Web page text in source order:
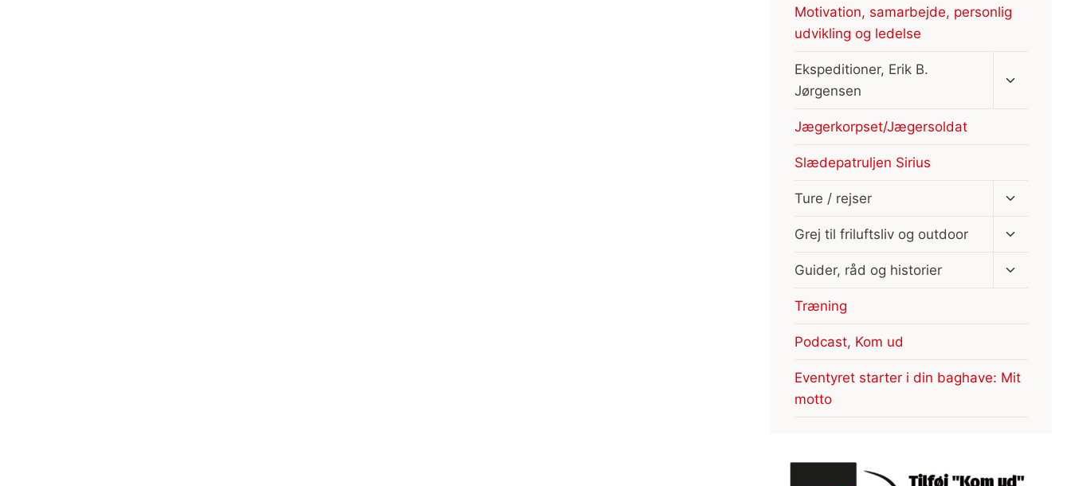
Motivation, samarbejde, personlig
udvikling og ledelse
Ekspeditioner, Erik B.
Jørgensen
Jægerkorpset/Jægersoldat
Slædepatruljen Sirius
Ture / rejser
Skift
Grej til friluftsliv og outdoor
Skift
Guider, råd og historier
Skift
Træning
Podcast, Kom ud
Eventyret starter i din baghave: Mit
motto